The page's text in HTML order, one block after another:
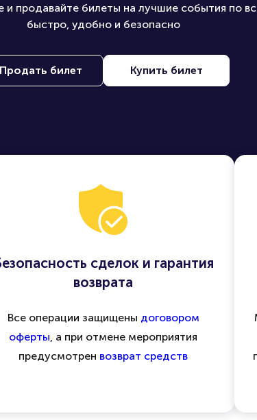
и продавайте билеты на лучшие события по
быстро, удобно и безопасно
Продать билет Купить билет
сделок и гарантия
возврата
Все операции защищены договором
оферты, а при отмене мероприятия
предусмотрен возврат средств